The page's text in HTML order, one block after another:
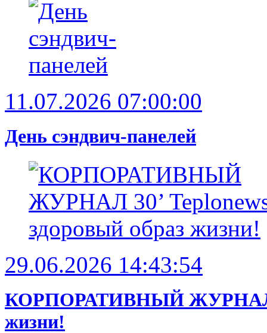
11.07.2026 07:00:00
День сэндвич-панелей
29.06.2026 14:43:54
КОРПОРАТИВНЫЙ ЖУРНАЛ
жизни!